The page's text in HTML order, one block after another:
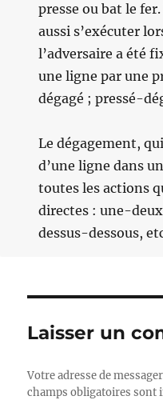
presse ou bat le
aussi s’exécuter
l’adversaire a été
une ligne par une
dégagé ; pressé-
Le dégagement,
d’une ligne dans
toutes les actions
directes : une-
dessus-dessous,
Laisser un
Votre adresse de
champs obligatoires sont